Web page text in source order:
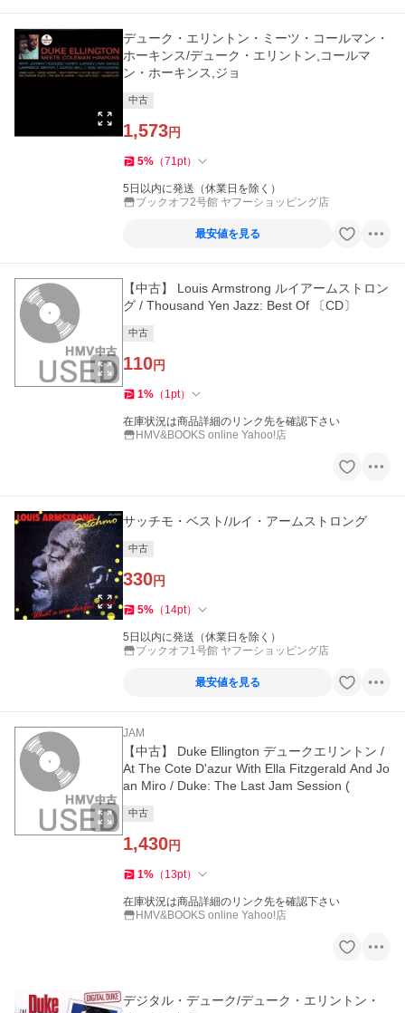
デューク・エリントン・ミーツ・コールマン・
ホーキンス/デューク・エリントン,コールマ
ン・ホーキンス,ジョ
中古
1,573円
5% （71pt）
5日以内に発送（休業日を除く）
ブックオフ2号館 ヤフーショッピング店
最安値を見る
【中古】 Louis Armstrong ルイアームストロン
グ / Thousand Yen Jazz: Best Of 〔CD〕
中古
110円
1% （ 1pt）
在庫状況は商品詳細のリンク先を確認下さい
HMV&BOOKS online Yahoo!店
サッチモ・ベスト/ルイ・アームストロング
中古
330円
5% （ 14pt）
5日以内に発送（休業日を除く）
ブックオフ1号館 ヤフーショッピング店
最安値を見る
JAM
【中古】 Duke Ellington デュークエリントン /
At The Cote D'azur With Ella Fitzgerald And Jo
an Miro / Duke: The Last Jam Session (
中古
1,430円
1% （ 13pt）
在庫状況は商品詳細のリンク先を確認下さい
HMV&BOOKS online Yahoo!店
デジタル・デューク/デューク・エリントン・